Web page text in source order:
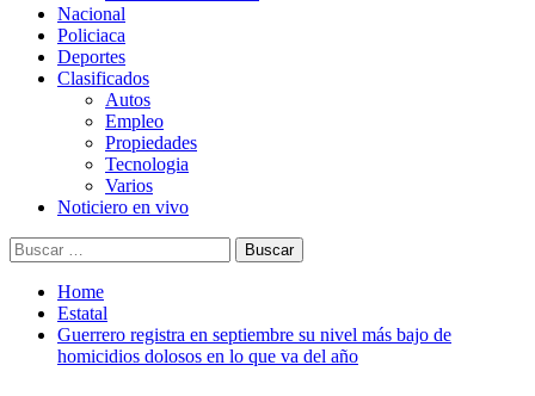
Nacional
Policiaca
Deportes
Clasificados
Autos
Empleo
Propiedades
Tecnologia
Varios
Noticiero en vivo
Buscar:
Home
Estatal
Guerrero registra en septiembre su nivel más bajo de
homicidios dolosos en lo que va del año